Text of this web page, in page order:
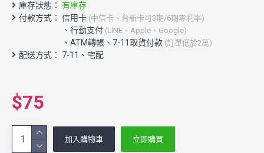
庫存狀態： 有庫存
付款方式： 信用卡 (中信卡、台新卡可3期/6期零利率)
配送方式： 7-11、宅配
$75
加入購物車 立即購買